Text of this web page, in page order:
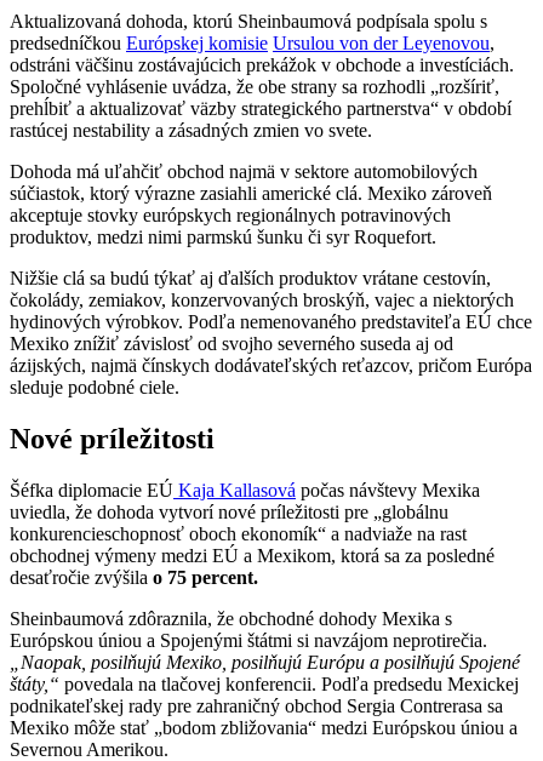
Aktualizovaná dohoda, ktorú Sheinbaumová podpísala spolu s
predsedníčkou Európskej komisie Ursulou von der Leyenovou,
odstráni väčšinu zostávajúcich prekážok v obchode a investíciách.
Spoločné vyhlásenie uvádza, že obe strany sa rozhodli „rozšíriť,
prehĺbiť a aktualizovať väzby strategického partnerstva“ v období
rastúcej nestability a zásadných zmien vo svete.
Dohoda má uľahčiť obchod najmä v sektore automobilových
súčiastok, ktorý výrazne zasiahli americké clá. Mexiko zároveň
akceptuje stovky európskych regionálnych potravinových
produktov, medzi nimi parmskú šunku či syr Roquefort.
Nižšie clá sa budú týkať aj ďalších produktov vrátane cestovín,
čokolády, zemiakov, konzervovaných broskýň, vajec a niektorých
hydinových výrobkov. Podľa nemenovaného predstaviteľa EÚ chce
Mexiko znížiť závislosť od svojho severného suseda aj od
ázijských, najmä čínskych dodávateľských reťazcov, pričom Európa
sleduje podobné ciele.
Nové príležitosti
Šéfka diplomacie EÚ Kaja Kallasová počas návštevy Mexika
uviedla, že dohoda vytvorí nové príležitosti pre „globálnu
konkurencieschopnosť oboch ekonomík“ a nadviaže na rast
obchodnej výmeny medzi EÚ a Mexikom, ktorá sa za posledné
desaťročie zvýšila o 75 percent.
Sheinbaumová zdôraznila, že obchodné dohody Mexika s
Európskou úniou a Spojenými štátmi si navzájom neprotirečia.
„Naopak, posilňujú Mexiko, posilňujú Európu a posilňujú Spojené
štáty,“ povedala na tlačovej konferencii. Podľa predsedu Mexickej
podnikateľskej rady pre zahraničný obchod Sergia Contrerasa sa
Mexiko môže stať „bodom zbližovania“ medzi Európskou úniou a
Severnou Amerikou.